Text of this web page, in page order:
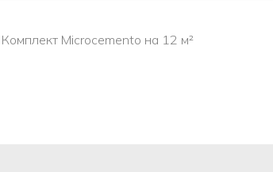
Комплект Microcemento на 12 м²